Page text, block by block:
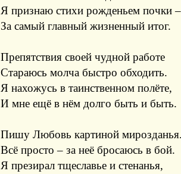
Я признаю стихи рожденьем почки –
За самый главный жизненный итог.
Препятствия своей чудной работе
Стараюсь молча быстро обходить.
Я нахожусь в таинственном полёте,
И мне ещё в нём долго быть и быть.
Пишу Любовь картиной
Всё просто – за неё бросаюсь в бой.
Я презирал тщеславье и стенанья,